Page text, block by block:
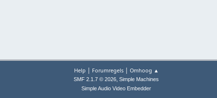
Help | Forumregels| Omhoog ▲
SMF 2.1.7 © 2026, Simple Machines
Simple Audio Video Embedder